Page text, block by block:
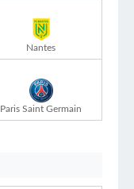
Nantes
Paris Saint Germain